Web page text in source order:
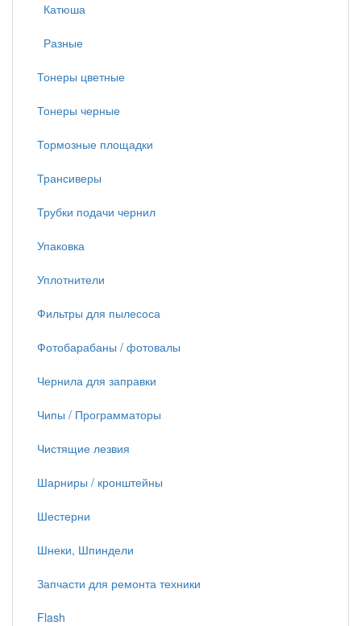
Катюша
Разные
Тонеры цветные
Тонеры черные
Тормозные площадки
Трансиверы
Трубки подачи чернил
Упаковка
Уплотнители
Фильтры для пылесоса
Фотобарабаны / фотовалы
Чернила для заправки
Чипы / Программаторы
Чистящие лезвия
Шарниры / кронштейны
Шестерни
Шнеки, Шпиндели
Запчасти для ремонта техники
Flash